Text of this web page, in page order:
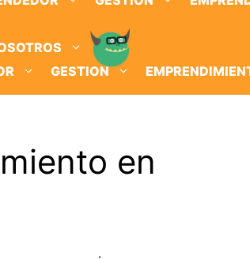
GESTION
en